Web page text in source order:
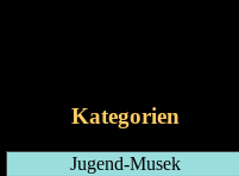
Kategorien
Jugend-Musek